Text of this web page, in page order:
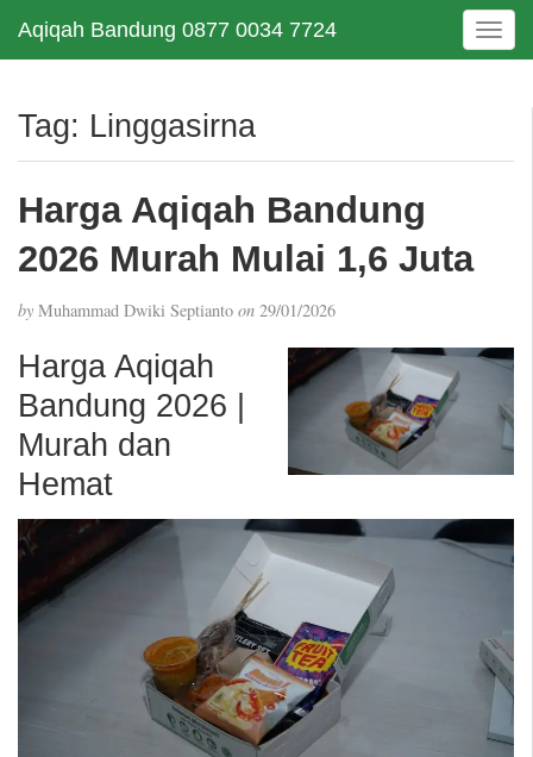
Aqiqah Bandung 0877 0034 7724
T
o
e
t
Tag: Linggasirna
Harga Aqiqah Bandung
2026 Murah Mulai 1,6 Juta
by Muhammad Dwiki Septianto on 29/01/2026
Harga Aqiqah
Bandung 2026 |
Murah dan
Hemat